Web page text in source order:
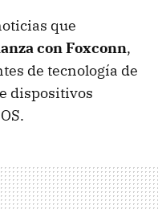
que
con Foxconn,
de tecnología de
dispositivos